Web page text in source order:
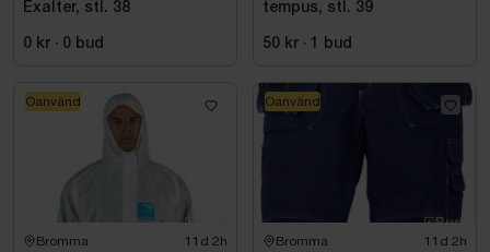
Exalter, stl. 38
0 kr · 0 bud
tempus, stl. 39
50 kr · 1 bud
Bromma 11d 2h
Oanvänd
Bromma 11d 2h
Oanvänd